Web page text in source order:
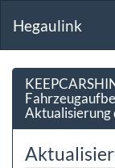
Hegaulink
Aktualisierung